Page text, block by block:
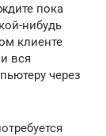
пока
нибудь
клиенте
вся
через